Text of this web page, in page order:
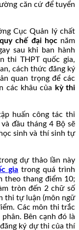
căn cứ để tuyển
Cục Quản lý chất
quy chế đại họcnăm
sau khi ban hành
thi THPT quốc gia,
cách thức đăng ký
quan trọng để các
các khâu của
kỳ thi
huấn công tác thi
đầu tháng 4 Bộ sẽ
sinh và thí sinh tự
dự thảo lần này
gia trong quá trình
theo thang điểm 10;
tròn đến 2 chữ số
thi tự luận (môn ngữ
Các môn thi trắc
Bên cạnh đó là
ký dự thi của thí